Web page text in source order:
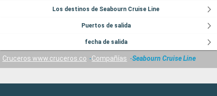
Los destinos de Seabourn Cruise Line
Puertos de salida
fecha de salida
Cruceros www.cruceros.co Compañías Seabourn Cruise Line